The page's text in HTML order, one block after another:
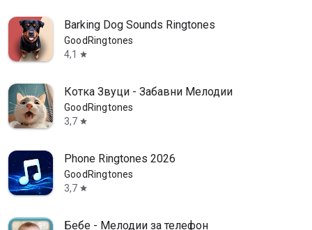
Barking Dog Sounds Ringtones
GoodRingtones
4,1
star
Котка Звуци - Забавни Мелодии
GoodRingtones
3,7 star
Phone Ringtones 2026
GoodRingtones
3,7 star
Бебе - Mелодии за телефон